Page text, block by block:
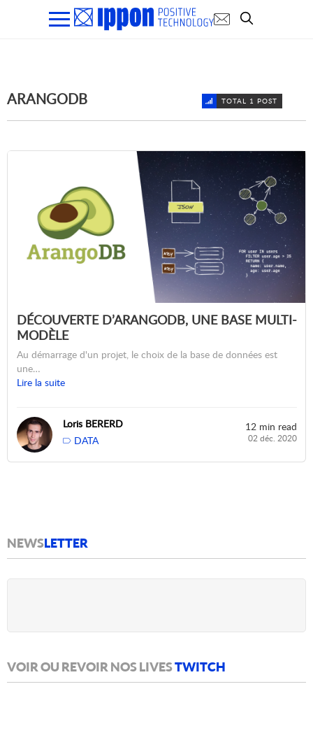
ARANGODB TOTAL 1 POST
DÉCOUVERTE D’ARANGODB, UNE BASE MULTI-
MODÈLE
Au démarrage d'un projet, le choix de la base de données est
une…
Lire la suite
Loris BERERD
DATA
12 min read
02 déc. 2020
NEWSLETTER
VOIR OU REVOIR NOS LIVESTWITCH